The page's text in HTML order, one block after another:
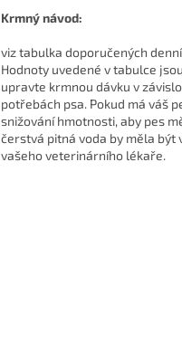
Krmný návod:
viz tabulka doporučených
Hodnoty uvedené v tabulce
upravte krmnou dávku v
potřebách psa. Pokud má váš
snižování hmotnosti, aby pes
čerstvá pitná voda by měla být
vašeho veterinárního lékaře.